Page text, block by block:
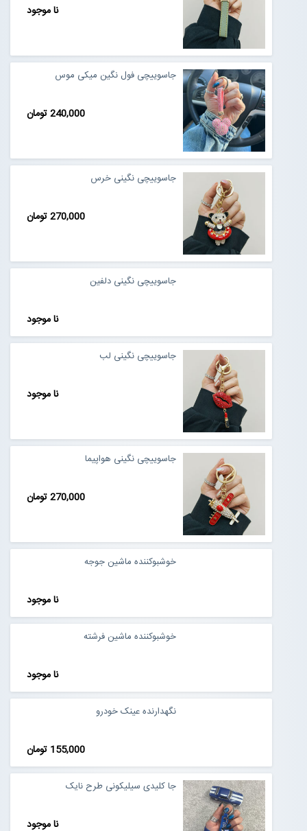
نا موجود
جاسوییچی فول نگین میکی موس
240,000 تومان
جاسوییچی نگینی خرس
270,000 تومان
جاسوییچی نگینی دلفین
نا موجود
جاسوییچی نگینی لب
نا موجود
جاسوییچی نگینی هواپیما
270,000 تومان
خوشبوکننده ماشین جوجه
نا موجود
خوشبوکننده ماشین فرشته
نا موجود
نگهدارنده عینک خودرو
155,000 تومان
جا کلیدی سیلیکونی طرح نایک
نا موجود